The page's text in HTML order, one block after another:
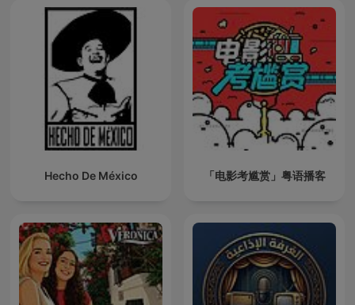
Hecho De México 「电影考尴赏」粤语播客